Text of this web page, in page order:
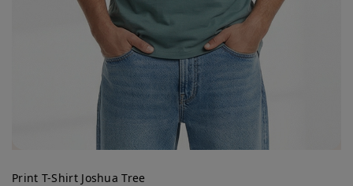
Print T-Shirt Joshua Tree